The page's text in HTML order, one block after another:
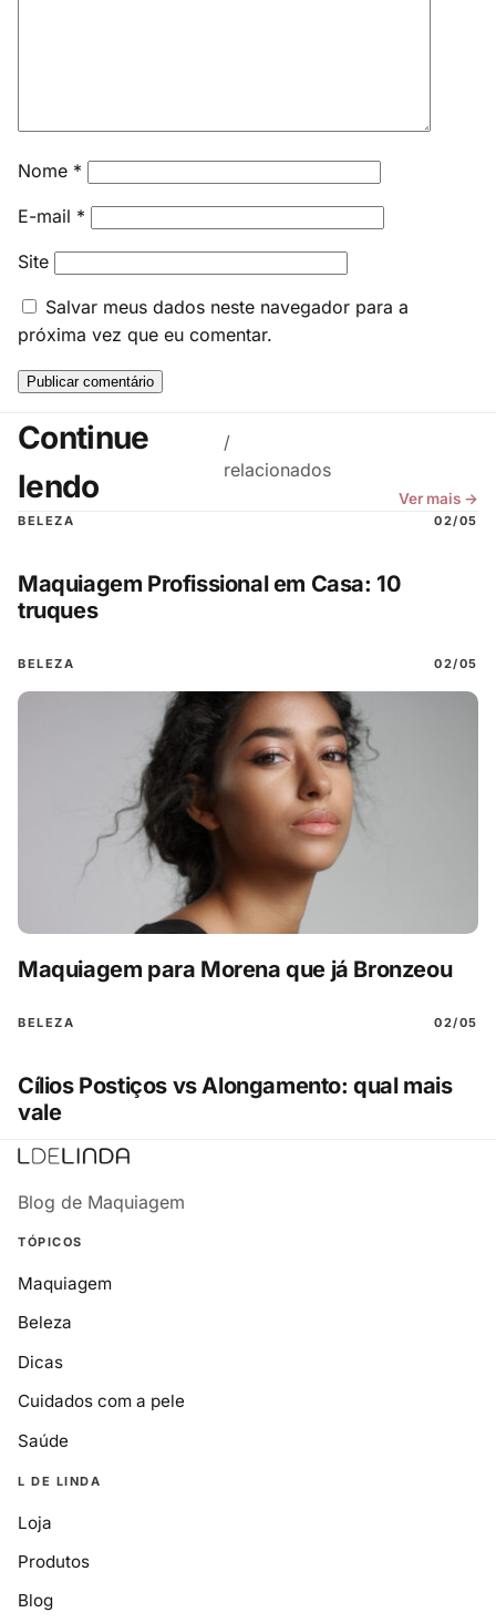
Nome *
E-mail *
Site
Salvar meus dados neste navegador para a
próxima vez que eu comentar.
Continue
lendo
/
relacionados
Ver mais →
BELEZA 02/05
Maquiagem Profissional em Casa: 10
truques
BELEZA 02/05
Maquiagem para Morena que já Bronzeou
BELEZA 02/05
Cílios Postiços vs Alongamento: qual mais
vale
Blog de Maquiagem
TÓPICOS
Maquiagem
Beleza
Dicas
Cuidados com a pele
Saúde
L DE LINDA
Loja
Produtos
Blog